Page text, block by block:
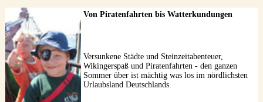
Von Piratenfahrten bis Watterkundungen
Versunkene Städte und Steinzeitabenteuer,
Wikingerspaß und Piratenfahrten - den ganzen
Sommer über ist mächtig was los im nördlichsten
Urlaubsland Deutschlands.